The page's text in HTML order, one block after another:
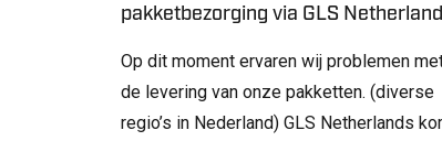
pakketbezorging via GLS
Op dit moment ervaren wij problemen
de levering van onze pakketten. (diverse
regio’s in Nederland) GLS Netherlands